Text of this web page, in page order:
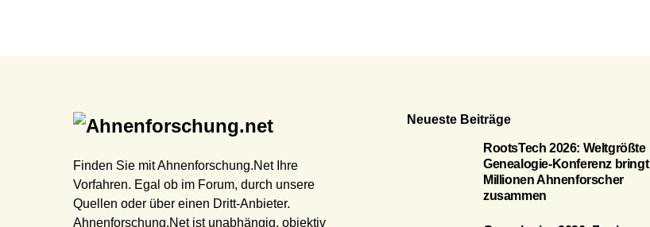
Finden Sie mit Ahnenforschung.Net Ihre
Vorfahren. Egal ob im Forum, durch unsere
Quellen oder über einen Dritt-Anbieter.
Ahnenforschung.Net ist unabhängig, objektiv
Neueste Beiträge
RootsTech 2026: Weltgrößte
Genealogie-Konferenz bringt
Millionen Ahnenforscher
zusammen